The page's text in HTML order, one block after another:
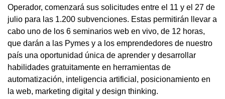
Operador, comenzará sus solicitudes entre el 11 y el 27 de
julio para las 1.200 subvenciones. Estas permitirán llevar a
cabo uno de los 6 seminarios web en vivo, de 12 horas,
que darán a las Pymes y a los emprendedores de nuestro
país una oportunidad única de aprender y desarrollar
habilidades gratuitamente en herramientas de
automatización, inteligencia artificial, posicionamiento en
la web, marketing digital y design thinking.